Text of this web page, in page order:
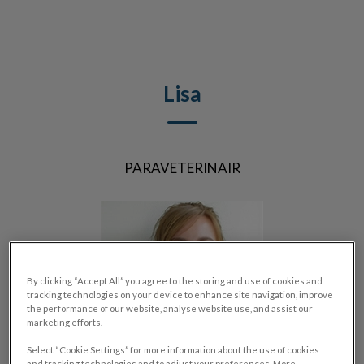
Lisa
PARAVETERINAIR
By clicking “Accept All” you agree to the storing and use of cookies and
tracking technologies on your device to enhance site navigation, improve
the performance of our website, analyse website use, and assist our
marketing efforts.
Select “Cookie Settings” for more information about the use of cookies